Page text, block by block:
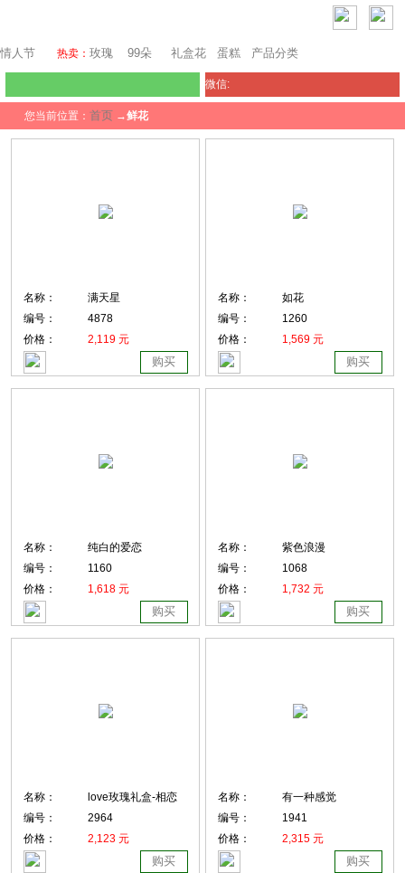
情人节 热卖： 玫瑰 99朵 礼盒花 蛋糕 产品分类
微信:
您当前位置： 首页 →鲜花
名称：
满天星
编号：
4878
价格：
2,119 元
购买
名称：
如花
编号：
1260
价格：
1,569 元
购买
名称：
纯白的爱恋
编号：
1160
价格：
1,618 元
购买
名称：
紫色浪漫
编号：
1068
价格：
1,732 元
购买
名称：
love玫瑰礼盒-相恋
编号：
2964
价格：
2,123 元
购买
名称：
有一种感觉
编号：
1941
价格：
2,315 元
购买